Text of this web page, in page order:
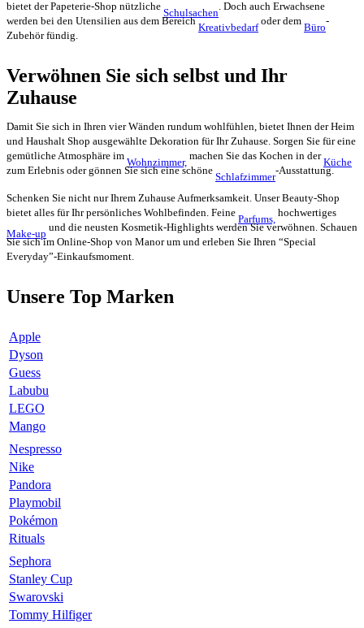
bietet der Papeterie-Shop nützliche
Schulsachen
. Doch auch Erwachsene
werden bei den Utensilien aus dem Bereich
Kreativbedarf
oder dem
Büro
-
Zubehör fündig.
Verwöhnen Sie sich selbst und Ihr
Zuhause
Damit Sie sich in Ihren vier Wänden rundum wohlfühlen, bietet Ihnen der Heim
und Haushalt Shop ausgewählte Dekoration für Ihr Zuhause. Sorgen Sie für eine
gemütliche Atmosphäre im
Wohnzimmer,
machen Sie das Kochen in der
Küche
zum Erlebnis oder gönnen Sie sich eine schöne
Schlafzimmer
-Ausstattung.
Schenken Sie nicht nur Ihrem Zuhause Aufmerksamkeit. Unser Beauty-Shop
bietet alles für Ihr persönliches Wohlbefinden. Feine
Parfums,
hochwertiges
Make-up
und die neusten Kosmetik-Highlights werden Sie verwöhnen. Schauen
Sie sich im Online-Shop von Manor um und erleben Sie Ihren “Special
Everyday”-Einkaufsmoment.
Unsere Top Marken
Apple
Dyson
Guess
Labubu
LEGO
Mango
Nespresso
Nike
Pandora
Playmobil
Pokémon
Rituals
Sephora
Stanley Cup
Swarovski
Tommy Hilfiger